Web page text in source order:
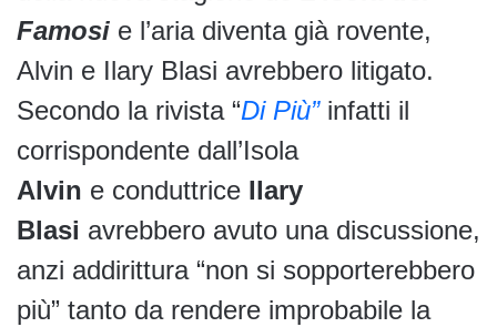
Famosi e l’aria diventa già rovente,
Alvin e Ilary Blasi avrebbero litigato.
Secondo la rivista “Di Più”infatti il
corrispondente dall’Isola
Alvin e conduttrice Ilary
Blasi avrebbero avuto una discussione,
anzi addirittura “non si sopporterebbero
più” tanto da rendere improbabile la